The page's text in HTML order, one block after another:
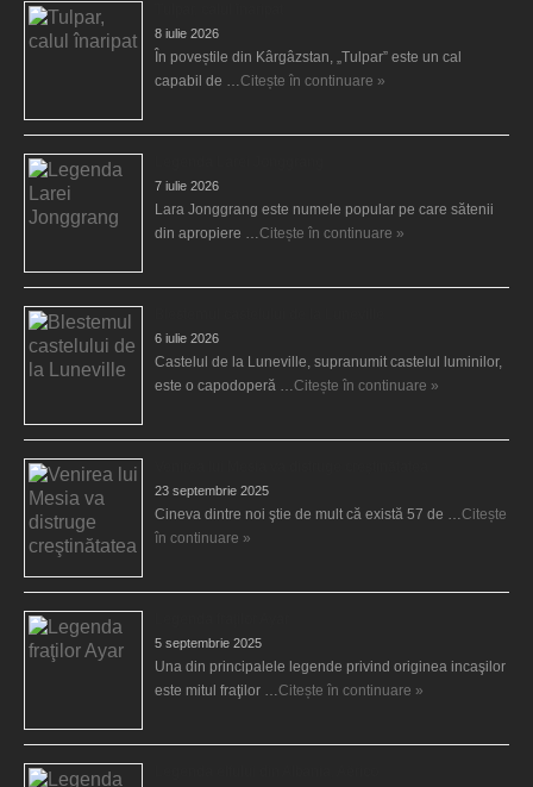
8 iulie 2026
În poveștile din Kârgâzstan, „Tulpar” este un cal
capabil de …Citește în continuare »
7 iulie 2026
Lara Jonggrang este numele popular pe care sătenii
din apropiere …Citește în continuare »
6 iulie 2026
Castelul de la Luneville, supranumit castelul luminilor,
este o capodoperă …Citește în continuare »
23 septembrie 2025
Cineva dintre noi ştie de mult că există 57 de …Citește
în continuare »
5 septembrie 2025
Una din principalele legende privind originea incaşilor
este mitul fraţilor …Citește în continuare »